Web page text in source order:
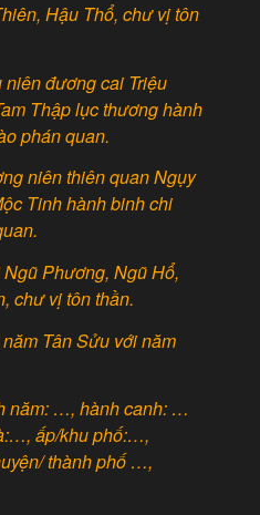
Hậu Thổ, chư vị tôn
đương cai Triệu
Thập lục thương hành
phán quan.
niên thiên quan Ngụy
Tinh hành binh chi
Phương, Ngũ Hổ,
chư vị tôn thần.
Tân Sửu với năm
năm: …, hành canh: …
ấp/khu phố:…,
thành phố …,